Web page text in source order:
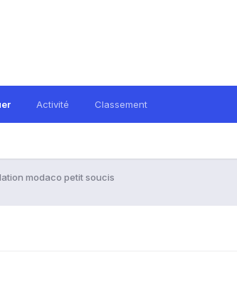
Activité Classement
modaco petit soucis